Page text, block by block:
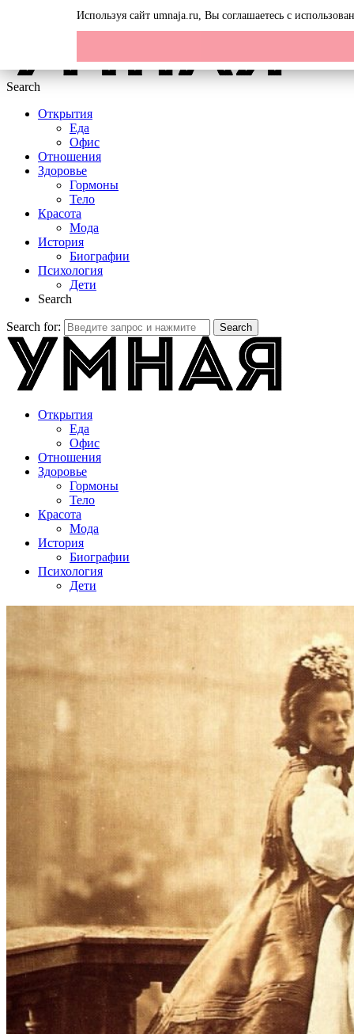
Search
Открытия
Еда
Офис
Отношения
Здоровье
Гормоны
Тело
Красота
Мода
История
Биографии
Психология
Дети
Search
Search for: Search
Открытия
Еда
Офис
Отношения
Здоровье
Гормоны
Тело
Красота
Мода
История
Биографии
Психология
Дети
Используя сайт umnaja.ru, Вы соглашаетесь с